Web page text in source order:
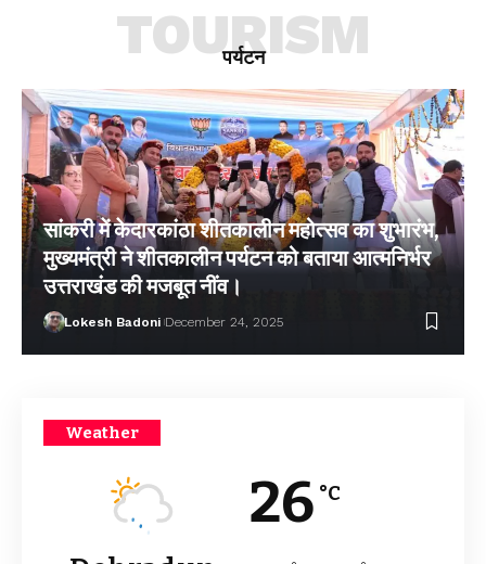
पर्यटन
TOURISM
सांकरी में केदारकांठा शीतकालीन महोत्सव का शुभारंभ,
मुख्यमंत्री ने शीतकालीन पर्यटन को बताया आत्मनिर्भर
उत्तराखंड की मजबूत नींव।
Lokesh Badoni December 24, 2025
Weather
26 °C